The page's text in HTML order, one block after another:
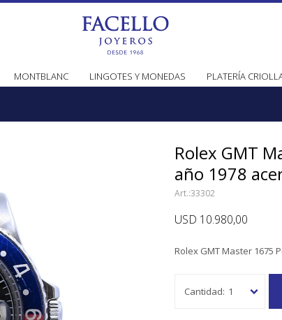
MONTBLANC LINGOTES Y MONEDAS PLATERÍA
Rolex GMT
año 1978
33302
USD 10.980,00
Rolex GMT Master 1675
1